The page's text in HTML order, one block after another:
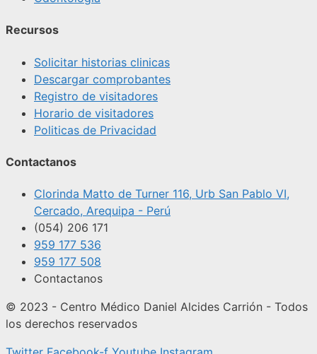
Recursos
Solicitar historias clinicas
Descargar comprobantes
Registro de visitadores
Horario de visitadores
Politicas de Privacidad
Contactanos
Clorinda Matto de Turner 116, Urb San Pablo VI,
Cercado, Arequipa - Perú
(054) 206 171
959 177 536
959 177 508
Contactanos
© 2023 - Centro Médico Daniel Alcides Carrión - Todos
los derechos reservados